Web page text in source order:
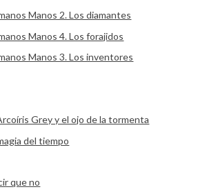
Manos 2. Los diamantes
Manos 4. Los forajidos
Manos 3. Los inventores
Grey y el ojo de la tormenta
del tiempo
que no